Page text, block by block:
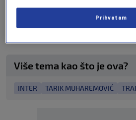
╰┈➤ Program N1 televizije
ovom linkukao i
Više tema kao što je ova?
INTER TARIK MUHAREMOVIĆ
Prihvatam